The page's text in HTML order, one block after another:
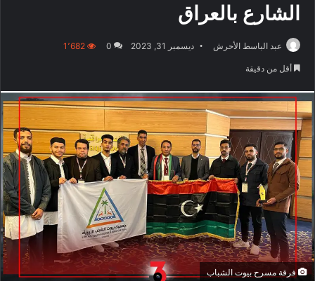
الشارع بالعراق
عبد الباسط الأحرش ديسمبر 31, 2023 0 1٬682
أقل من دقيقة
فرقة مسرح بيوت الشباب